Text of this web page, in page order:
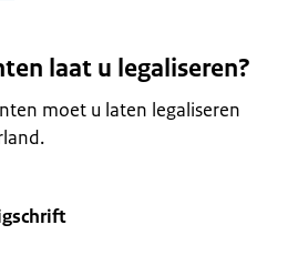
laat u legaliseren?
moet u laten legaliseren